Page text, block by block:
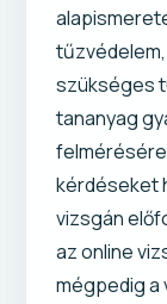
szükséges
tananyag
kérdéseket
vizsgán
az online
mégpedig a